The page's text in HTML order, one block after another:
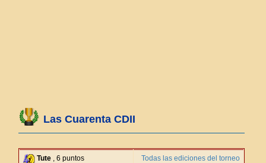
Las Cuarenta CDII
Tute , 6 puntos
Todas las ediciones del torneo